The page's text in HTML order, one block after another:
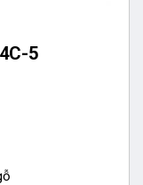
5